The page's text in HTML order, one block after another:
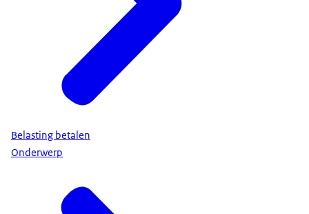
Belasting betalen
Onderwerp